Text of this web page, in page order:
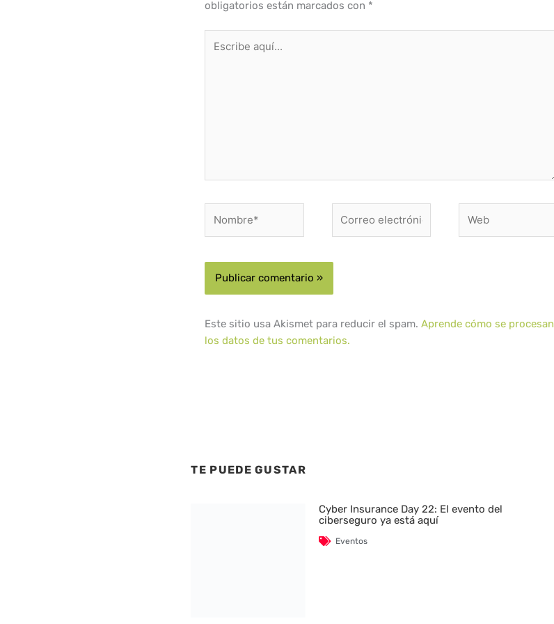
obligatorios están marcados con *
aquí...
electrónico*
Este sitio usa Akismet para reducir el spam.Aprende cómo se procesan
los datos de tus comentarios.
TE PUEDE GUSTAR
Cyber Insurance Day 22: El evento del
ciberseguro ya está aquí
Eventos